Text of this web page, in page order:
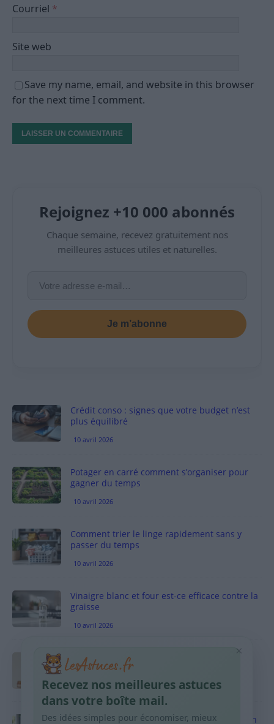
Courriel *
Site web
Save my name, email, and website in this browser
for the next time I comment.
Rejoignez +10 000 abonnés
Chaque semaine, recevez gratuitement nos
meilleures astuces utiles et naturelles.
Je m’abonne
Crédit conso : signes que votre budget n’est
plus équilibré
10 avril 2026
Potager en carré comment s’organiser pour
gagner du temps
10 avril 2026
Comment trier le linge rapidement sans y
passer du temps
10 avril 2026
Vinaigre blanc et four est-ce efficace contre la
graisse
10 avril 2026
Taches pigmentaires : routine simple +
habitudes qui aident
9 avril 2026
Produits ménagers : comment économiser en
×
Recevez nos meilleures astuces
dans votre boîte mail.
Des idées simples pour économiser, mieux